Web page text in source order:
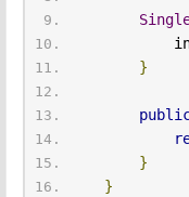
}
}
}